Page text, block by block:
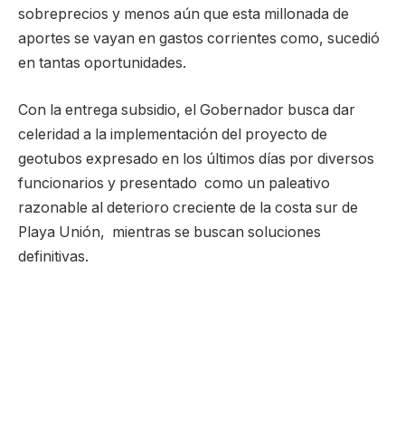
sobreprecios y menos aún que esta millonada de
aportes se vayan en gastos corrientes como, sucedió
en tantas oportunidades.
Con la entrega subsidio, el Gobernador busca dar
celeridad a la implementación del proyecto de
geotubos expresado en los últimos días por diversos
funcionarios y presentado como un paleativo
razonable al deterioro creciente de la costa sur de
Playa Unión, mientras se buscan soluciones
definitivas.